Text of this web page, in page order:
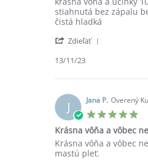
Michal
W.
13
2023
brutálny
olej,
vasu
stiahnutá bez zápalu
čistá hladká
Zdieľať
Michal
on
13
Nov
2023
13/11/23
J Jana P. Overený
5.0
Krásna vôňa a vôbec
Review
by
review
stating
Krásna vôňa a vôbec
mastú pleť.